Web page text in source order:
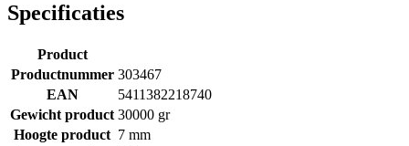
Specificaties
Product
Productnummer 303467
EAN
5411382218740
Gewicht product 30000 gr
Hoogte product 7 mm